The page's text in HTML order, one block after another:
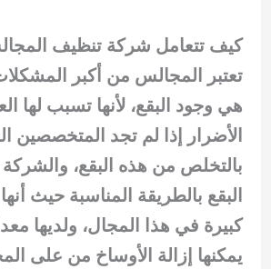
كيف تتعامل شركة تنظيف
تعتبر المجالس من أكبر
هي وجود البقع، لأنها تسبب لها
الأضرار إذا لم تجد المتخصصين
بالتخلص من هذه البقع،
البقع بالطريقة المناسبة حيث
كبيرة في هذا المجال، ولديها
يمكنها إزالة الأوساخ من على